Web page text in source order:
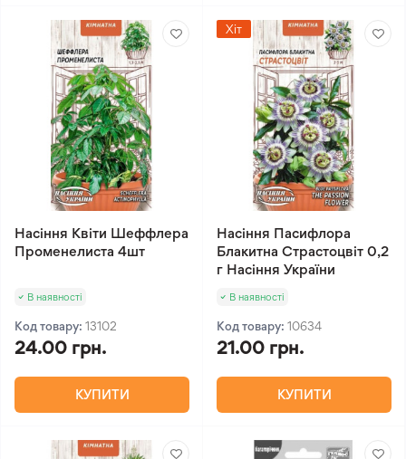
Насіння Квіти Шеффлера
Променелиста 4шт
В наявності
Код товару: 13102
24.00 грн.
КУПИТИ
Хіт
Насіння Пасифлора
Блакитна Страстоцвіт 0,2
г Насіння України
В наявності
Код товару: 10634
21.00 грн.
КУПИТИ